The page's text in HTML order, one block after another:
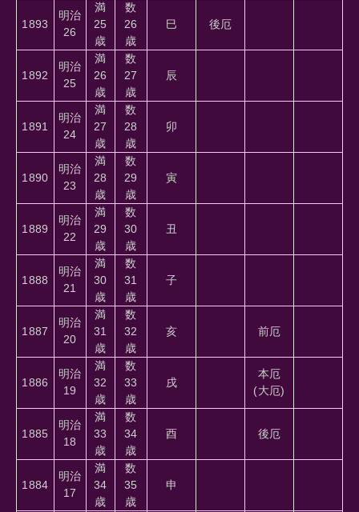
1893
明治
26
満
25
歳
数
26
歳
巳 後厄
1892
明治
25
満
26
歳
数
27
歳
辰
1891
明治
24
満
27
歳
数
28
歳
卯
1890
明治
23
満
28
歳
数
29
歳
寅
1889
明治
22
満
29
歳
数
30
歳
丑
1888
明治
21
満
30
歳
数
31
歳
子
1887
明治
20
満
31
歳
数
32
歳
亥 前厄
1886
明治
19
満
32
歳
数
33
歳
戌
本厄
(大厄)
1885
明治
18
満
33
歳
数
34
歳
酉 後厄
1884
明治
17
満
34
歳
数
35
歳
申